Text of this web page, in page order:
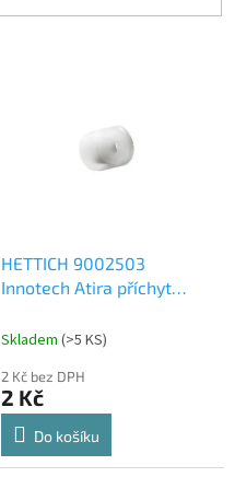
HETTICH 9002503
Innotech Atira příchyt
Skladem (>5 KS)
2 Kč bez DPH
2 Kč
Do košíku